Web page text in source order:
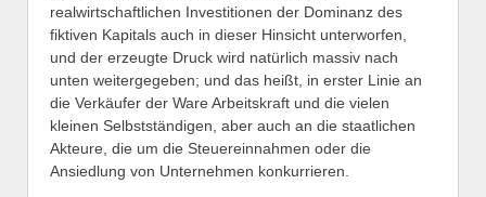
realwirtschaftlichen Investitionen der Dominanz des
fiktiven Kapitals auch in dieser Hinsicht unterworfen,
und der erzeugte Druck wird natürlich massiv nach
unten weitergegeben; und das heißt, in erster Linie an
die Verkäufer der Ware Arbeitskraft und die vielen
kleinen Selbstständigen, aber auch an die staatlichen
Akteure, die um die Steuereinnahmen oder die
Ansiedlung von Unternehmen konkurrieren.